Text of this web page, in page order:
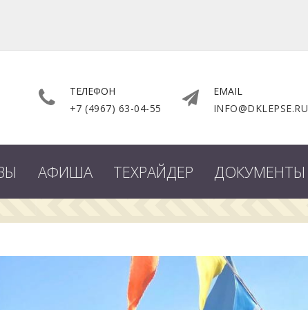
ТЕЛЕФОН
+7 (4967) 63-04-55
EMAIL
INFO@DKLEPSE.RU
АФИША ТЕХРАЙДЕР ДОКУМЕНТЫ